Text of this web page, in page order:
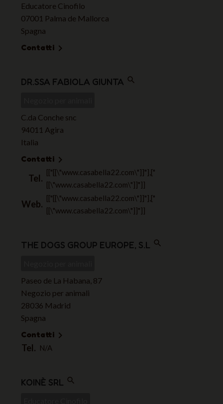
Educatore Cinofilo
07001 Palma de Mallorca
Spagna
Contatti 
DR.SSA FABIOLA GIUNTA search
C.da Conche snc
94011 Agira
Italia
Contatti 
Tel.
[["[[\"www.casabella22.com\"]]"],["
[[\"www.casabella22.com\"]]"]]
Web.
[["[[\"www.casabella22.com\"]]"],["
[[\"www.casabella22.com\"]]"]]
THE DOGS GROUP EUROPE, S.L search
Paseo de La Habana, 87
Negozio per animali
28036 Madrid
Spagna
Contatti 
Tel. N/A
KOINÈ SRL search